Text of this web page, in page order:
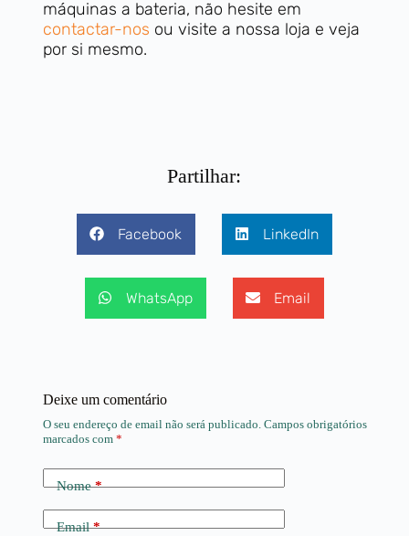
máquinas a bateria, não hesite em
contactar-nos ou visite a nossa loja e veja
por si mesmo.
Partilhar:
Facebook LinkedIn
WhatsApp Email
Deixe um comentário
O seu endereço de email não será publicado. Campos obrigatórios
marcados com *
Nome*
Email*